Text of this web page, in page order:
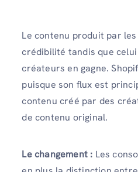
Le contenu produit par
crédibilité tandis que
créateurs en gagne.
puisque son flux est
contenu créé par des
de contenu original.
Le changement : Les